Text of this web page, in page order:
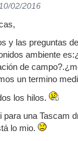
02/2016
y las preguntas
ambiente
de
un termino
los hilos.
para una Tascam
lo mio.